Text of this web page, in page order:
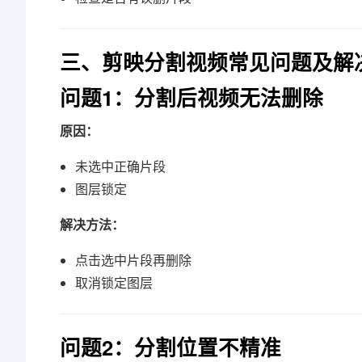
三、剪映分割视频常见问题及解
问题1：分割后视频无法删除
原因：
未选中正确片段
图层锁定
解决方法：
点击选中片段再删除
取消锁定图层
问题2：分割位置不精准